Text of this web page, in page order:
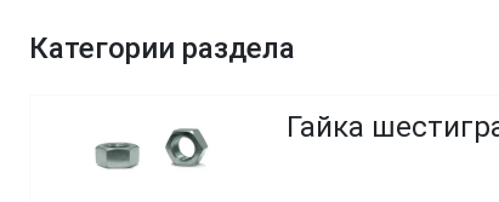
Категории раздела
Гайка